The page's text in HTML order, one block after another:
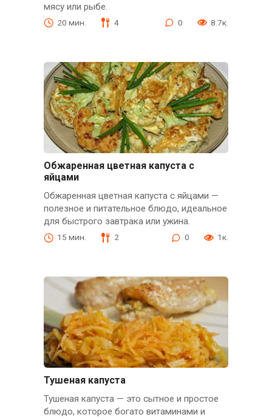
мясу или рыбе.
20 мин. 4 0 8.7к.
Обжаренная цветная капуста с
яйцами
Обжаренная цветная капуста с яйцами —
полезное и питательное блюдо, идеальное
для быстрого завтрака или ужина.
15 мин. 2 0 1к.
Тушеная капуста
Тушеная капуста — это сытное и простое
блюдо, которое богато витаминами и